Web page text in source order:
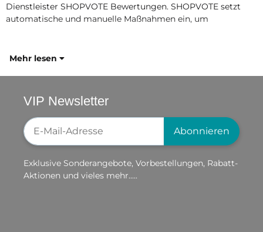
Dienstleister SHOPVOTE Bewertungen. SHOPVOTE setzt
automatische und manuelle Maßnahmen ein, um
Mehr lesen
VIP Newsletter
Newsletter-Registrierung
Abonnieren
Exklusive Sonderangebote, Vorbestellungen, Rabatt-
Aktionen und vieles mehr.....